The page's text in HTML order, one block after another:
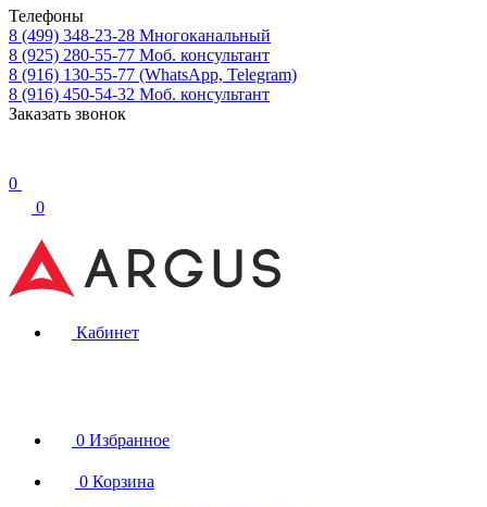
Телефоны
8 (499) 348-23-28 Многоканальный
8 (925) 280-55-77 Моб. консультант
8 (916) 130-55-77 (WhatsApp, Telegram)
8 (916) 450-54-32 Моб. консультант
Заказать звонок
0
0
Кабинет
0 Избранное
0 Корзина